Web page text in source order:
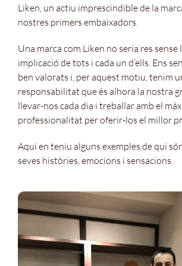
Liken, un actiu imprescindible de la
nostres primers embaixadors.
Una marca com Liken no seria res sense
implicació de tots i cada un d’ells. Ens
ben valorats i, per aquest motiu, tenim
responsabilitat que és alhora la nostra
llevar-nos cada dia i treballar amb el
professionalitat per oferir-los el millor
Aqui en teniu alguns exemples de qui
seves històries, emocions i sensacions.